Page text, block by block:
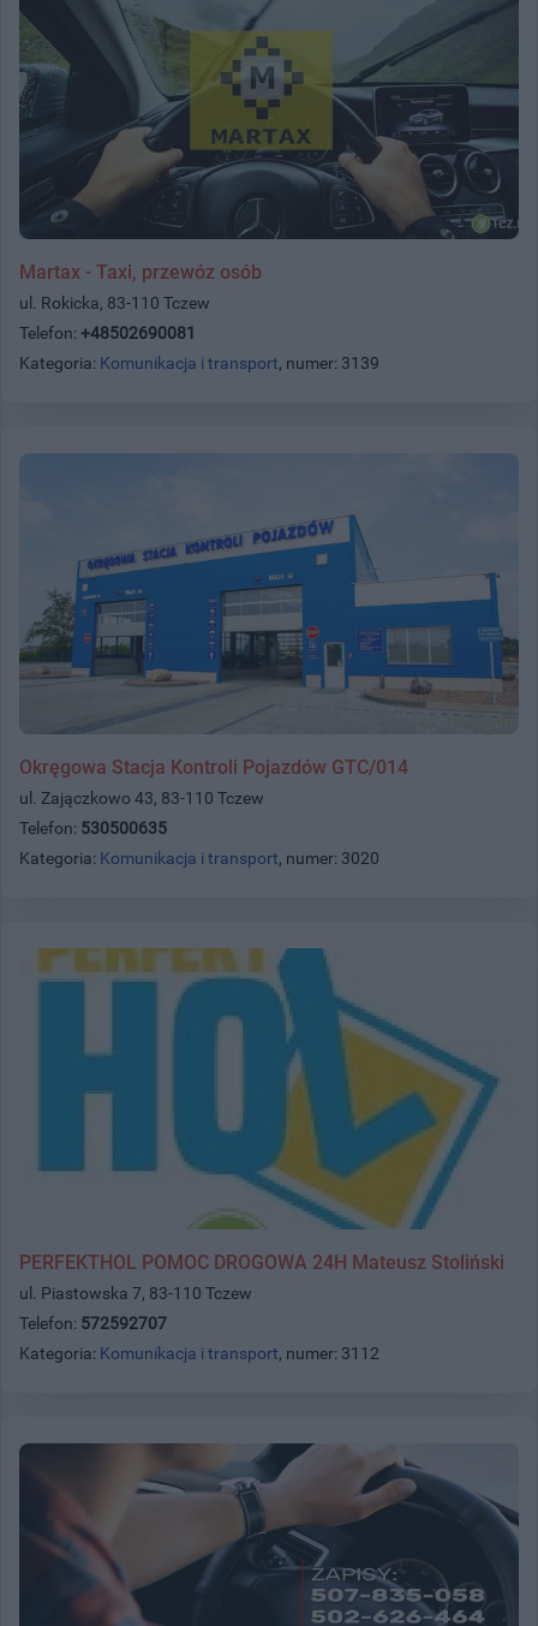
Martax - Taxi, przewóz osób
ul. Rokicka, 83-110 Tczew
Telefon: +48502690081
Kategoria: Komunikacja i transport, numer: 3139
Okręgowa Stacja Kontroli Pojazdów GTC/014
ul. Zajączkowo 43, 83-110 Tczew
Telefon: 530500635
Kategoria: Komunikacja i transport, numer: 3020
PERFEKTHOL POMOC DROGOWA 24H Mateusz Stoliński
ul. Piastowska 7, 83-110 Tczew
Telefon: 572592707
Kategoria: Komunikacja i transport, numer: 3112